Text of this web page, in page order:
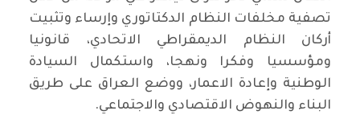
تصفية مخلفات النظام الدكتاتوري وإرساء وتثبيت
أركان النظام الديمقراطي الاتحادي، قانونيا
ومؤسسيا وفكرا ونهجا، واستكمال السيادة
الوطنية وإعادة الاعمار، ووضع العراق على طريق
البناء والنهوض الاقتصادي والاجتماعي.